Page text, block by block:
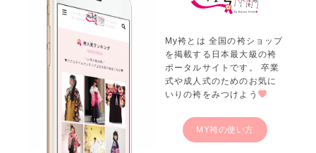
My袴とは 全国の袴ショップ
を掲載する日本最大級の袴
ポータルサイトです。 卒業
式や成人式のためのお気に
いりの袴をみつけよう
MY袴の使い方